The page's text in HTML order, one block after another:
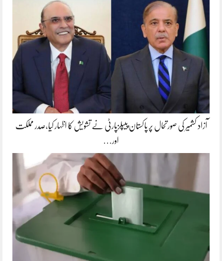
آزاد کشمیر کی صورتحال پر پاکستان پیپلزپارٹی نے تشویش کا اظہار کیا،صدر مملکت
اور…